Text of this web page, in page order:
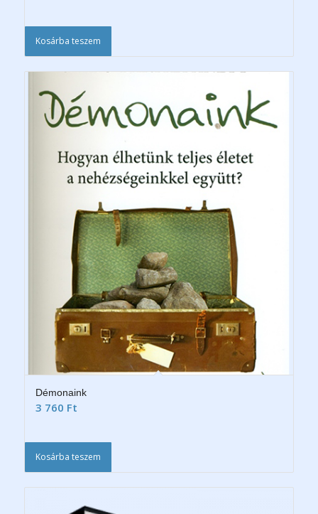
Kosárba teszem
Démonaink
3 760 Ft
Kosárba teszem